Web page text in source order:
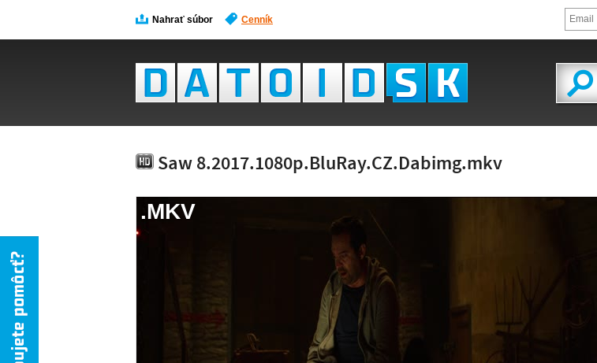
Nahrať súbor Cenník
Saw 8.2017.1080p.BluRay.CZ.Dabimg.mkv
NÁHĽAD VIDEA
NIE JE K DISPOZÍCII
.MKV